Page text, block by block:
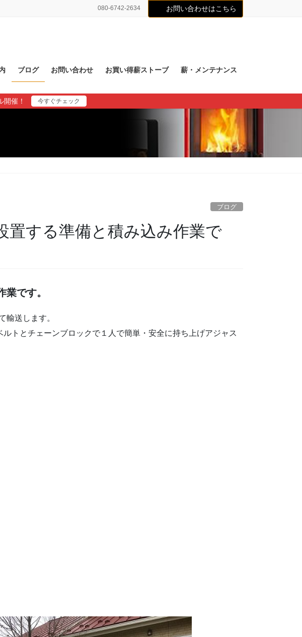
080-6742-2634 お問い合わせはこちら
ブログ お問い合わせ お買い得薪ストーブ 薪・メンテナンス
催！ 今すぐチェック
ブログ
置する準備と積み込み作業で
です。
輸送します。
ルトとチェーンブロックで１人で簡単・安全に持ち上げアジャス